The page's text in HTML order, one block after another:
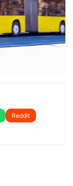
Reddit